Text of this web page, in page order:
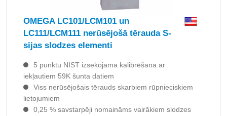
OMEGA LC101/LCM101 un
LC111/LCM111 nerūsējošā tērauda S-
sijas slodzes elementi
5 punktu NIST izsekojama kalibrēšana ar
iekļautiem 59K šunta datiem
Viss nerūsējošais tērauds skarbiem rūpnieciskiem
lietojumiem
0,25 % savstarpēji nomaināms vairākiem slodzes